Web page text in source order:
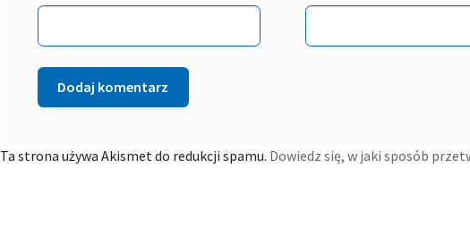
Ta strona używa Akismet do redukcji spamu. Dowiedz się, w jaki sposób